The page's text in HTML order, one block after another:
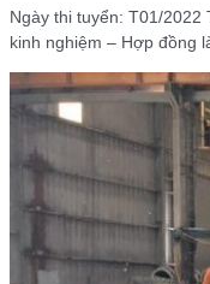
Ngày thi tuyển: T01/2022
kinh nghiệm – Hợp đồng